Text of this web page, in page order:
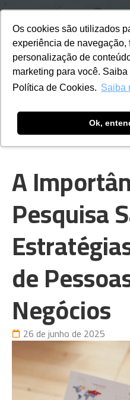
Os cookies são utilizados
experiência de
personalização de
marketing para você.
Política de Cookies. Saiba
Ok,
A
Pesquisa
de
Negócios
26 de junho de 2025